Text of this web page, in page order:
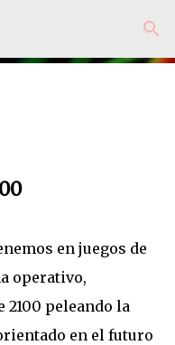
en juegos de
operativo,
2100 peleando la
en el futuro